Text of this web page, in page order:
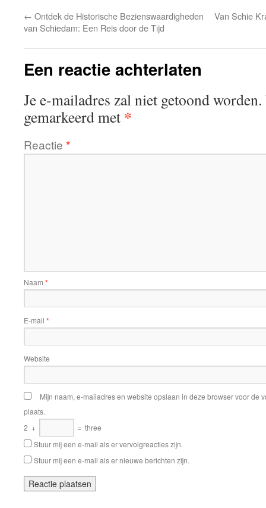
← Ontdek de Historische Bezienswaardigheden
van Schiedam: Een Reis door de Tijd
Van Schie
Een reactie achterlaten
Je e-mailadres zal niet getoond worden.
gemarkeerd met *
Reactie *
Naam *
E-mail *
Website
Mijn naam, e-mailadres en website opslaan in deze browser voor de
plaats.
2 + = three
Stuur mij een e-mail als er vervolgreacties zijn.
Stuur mij een e-mail als er nieuwe berichten zijn.